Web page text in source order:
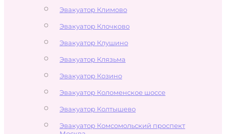
Эвакуатор Климово
Эвакуатор Клочково
Эвакуатор Клушино
Эвакуатор Клязьма
Эвакуатор Козино
Эвакуатор Коломенское шоссе
Эвакуатор Колтышево
Эвакуатор Комсомольский проспект